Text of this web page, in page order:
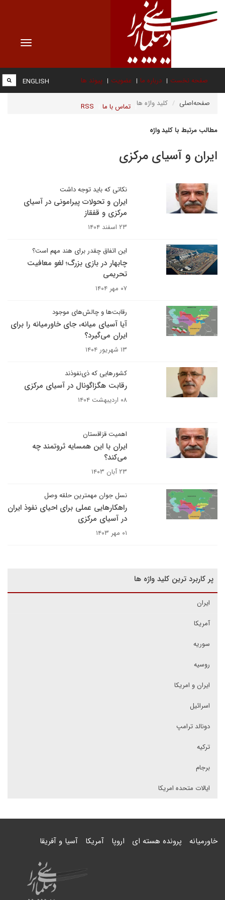
Toggle
صفحه نخست درباره ما عضویت پیوند ها
تماس با ما RSS
ENGLISH
صفحه‌اصلی کلید واژه ها
مطالب مرتبط با کلید واژه
ایران و آسیای مرکزی
نکاتی که باید توجه داشت
ایران و تحولات پیرامونی در آسیای
مرکزی و قفقاز
۲۳ اسفند ۱۴۰۴
این اتفاق چقدر برای هند مهم است؟
چابهار در بازی بزرگ؛ لغو معافیت
تحریمی
۰۷ مهر ۱۴۰۴
رقابت‌ها و چالش‌های موجود
آیا آسیای میانه، جای خاورمیانه را برای
ایران می‌گیرد؟
۱۳ شهریور ۱۴۰۴
کشورهایی که ذی‌نفوذند
رقابت هگزاگونال در آسیای مرکزی
۰۸ اردیبهشت ۱۴۰۴
اهمیت قزاقستان
ایران با این همسایه ثروتمند چه
می‌کند؟
۲۳ آبان ۱۴۰۳
نسل جوان مهمترین حلقه وصل
راهکارهایی عملی برای احیای نفوذ ایران
در آسیای مرکزی
۰۱ مهر ۱۴۰۳
پر کاربرد ترین کلید واژه ها
ایران
آمریکا
سوریه
روسیه
ایران و امریکا
اسرائیل
دونالد ترامپ
ترکیه
برجام
ایالات متحده امریکا
خاورمیانه پرونده هسته ای اروپا آمریکا آسیا و آفریقا